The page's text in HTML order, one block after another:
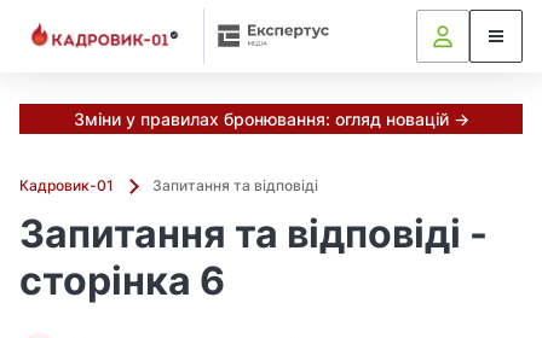
Зміни у правилах бронювання: огляд новацій →
Кадровик-01 Запитання та відповіді
Запитання та відповіді -
сторінка 6